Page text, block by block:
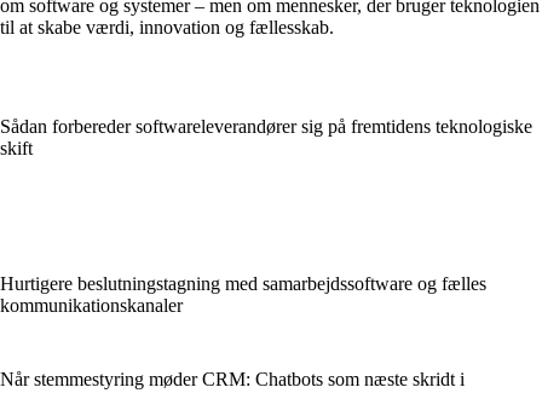
om software og systemer – men om mennesker, der bruger teknologien
til at skabe værdi, innovation og fællesskab.
Sådan forbereder softwareleverandører sig på fremtidens teknologiske
skift
Hurtigere beslutningstagning med samarbejdssoftware og fælles
kommunikationskanaler
Når stemmestyring møder CRM: Chatbots som næste skridt i